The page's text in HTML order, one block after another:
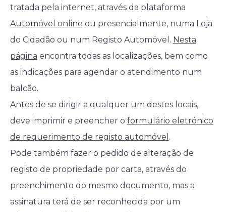
tratada pela internet, através da plataforma
Automóvel online ou presencialmente, numa Loja
do Cidadão ou num Registo Automóvel. Nesta
página encontra todas as localizações, bem como
as indicações para agendar o atendimento num
balcão.
Antes de se dirigir a qualquer um destes locais,
deve imprimir e preencher o formulário eletrónico
de requerimento de registo automóvel .
Pode também fazer o pedido de alteração de
registo de propriedade por carta, através do
preenchimento do mesmo documento, mas a
assinatura terá de ser reconhecida por um